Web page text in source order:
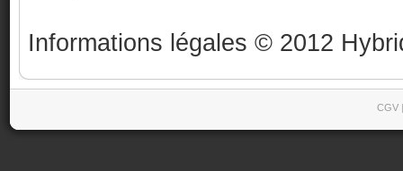
Informations légales © 2012
CGV